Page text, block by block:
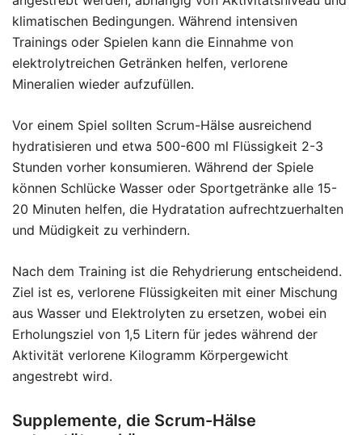
klimatischen Bedingungen. Während intensiven
Trainings oder Spielen kann die Einnahme von
elektrolytreichen Getränken helfen, verlorene
Mineralien wieder aufzufüllen.
Vor einem Spiel sollten Scrum-Hälse ausreichend
hydratisieren und etwa 500-600 ml Flüssigkeit 2-3
Stunden vorher konsumieren. Während der Spiele
können Schlücke Wasser oder Sportgetränke alle 15-
20 Minuten helfen, die Hydratation aufrechtzuerhalten
und Müdigkeit zu verhindern.
Nach dem Training ist die Rehydrierung entscheidend.
Ziel ist es, verlorene Flüssigkeiten mit einer Mischung
aus Wasser und Elektrolyten zu ersetzen, wobei ein
Erholungsziel von 1,5 Litern für jedes während der
Aktivität verlorene Kilogramm Körpergewicht
angestrebt wird.
Supplemente, die Scrum-Hälse